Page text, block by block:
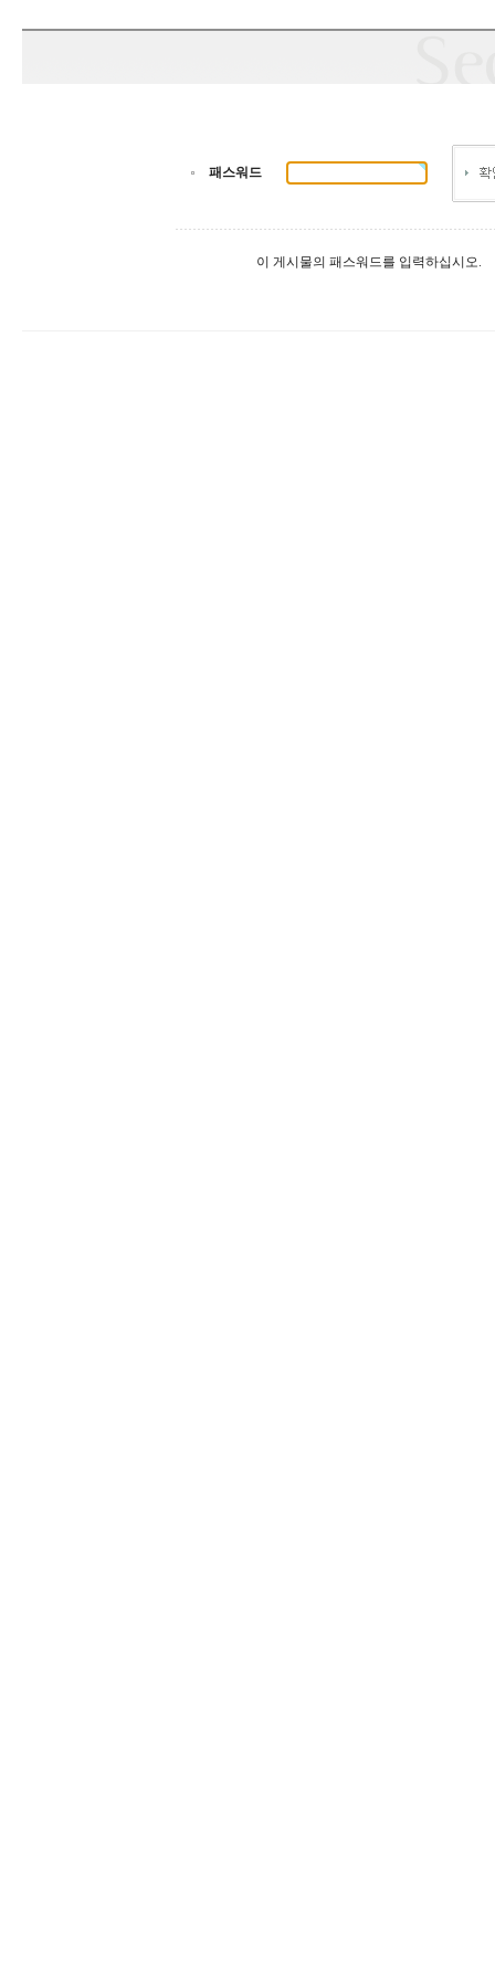
패스워드
이 게시물의 패스워드를 입력하십시오.